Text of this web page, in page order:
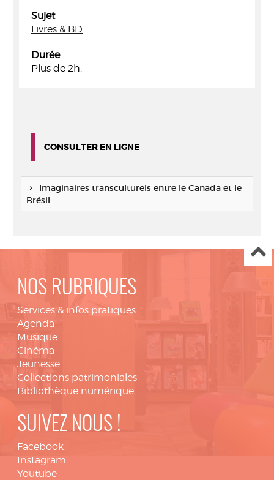
Sujet
Livres & BD
Durée
Plus de 2h.
CONSULTER EN LIGNE
Imaginaires transculturels entre le Canada et le
Brésil
NOS RUBRIQUES
Services & infos pratiques
Agenda
Musique
Cinéma
Jeunesse
Collections patrimoniales
Bibliothèque numérique
SUIVEZ NOUS !
Facebook
Instagram
Youtube